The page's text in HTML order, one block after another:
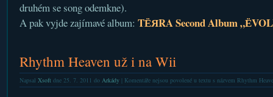
druhém se song odemkne).
A pak vyjde zajímavé album: TЁЯRA Second Album
Rhythm Heaven už i na Wii
Napsal Xsoftdne 25. 7. 2011 do Arkády| Komentáře nejsou povolenéu textu s názvem Rhythm